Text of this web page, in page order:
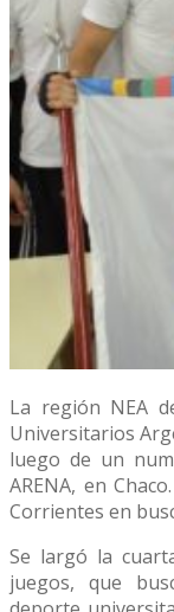
La región NEA
Universitarios
luego de un
ARENA, en
Corrientes en
Se largó la
juegos, que